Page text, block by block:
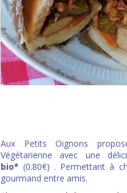
Aux Petits Oignons
Végétarienne avec une
bio*(0.80€) . Permettant à
gourmand entre amis.